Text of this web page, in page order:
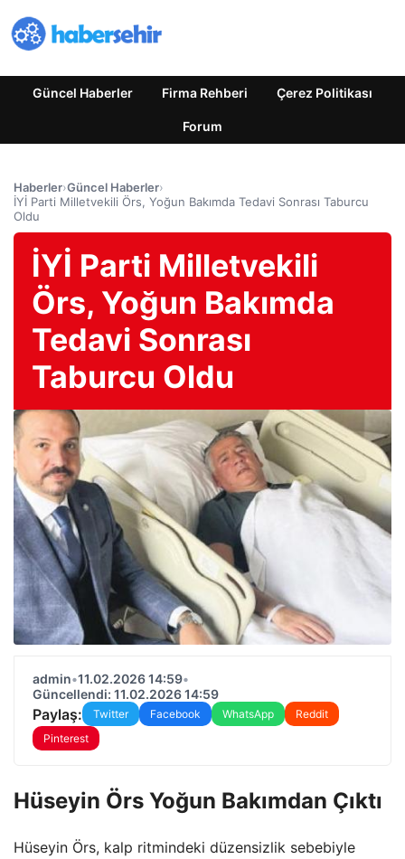
Güncel Haberler Firma Rehberi Çerez Politikası
Forum
Haberler›Güncel Haberler›
İYİ Parti Milletvekili Örs, Yoğun Bakımda Tedavi Sonrası Taburcu
Oldu
İYİ Parti Milletvekili
Örs, Yoğun Bakımda
Tedavi Sonrası
Taburcu Oldu
admin•11.02.2026 14:59•
Güncellendi: 11.02.2026 14:59
Paylaş: Twitter Facebook WhatsApp
Reddit
Pinterest
Hüseyin Örs Yoğun Bakımdan Çıktı
Hüseyin Örs, kalp ritmindeki düzensizlik sebebiyle